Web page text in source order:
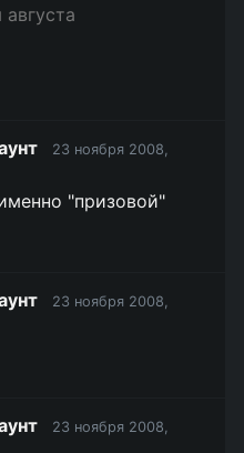
23 ноября 2008,
"призовой"
23 ноября 2008,
23 ноября 2008,